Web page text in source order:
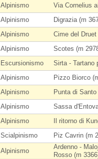
Alpinismo
Via Cornelius
Alpinismo
Digrazia (m
Alpinismo
Cime del
Alpinismo
Scotes (m
Escursionismo
Sirta - Tartano
Alpinismo
Pizzo Biorco
Alpinismo
Punta di
Alpinismo
Sassa
Alpinismo
Il ritorno di
Scialpinismo
Piz Cavrin (m
Alpinismo
Ardenno -
Rosso (m